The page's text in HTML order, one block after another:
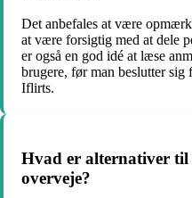
Det anbefales at være
at være forsigtig med at dele
er også en god idé at læse
brugere, før man beslutter sig
Iflirts.
Hvad er alternativer
overveje?